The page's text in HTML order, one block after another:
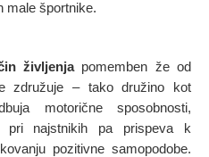
male športnike.
življenjapomemben že od
združuje – tako družino kot
motorične sposobnosti,
pri najstnikih pa prispeva k
pozitivne samopodobe.